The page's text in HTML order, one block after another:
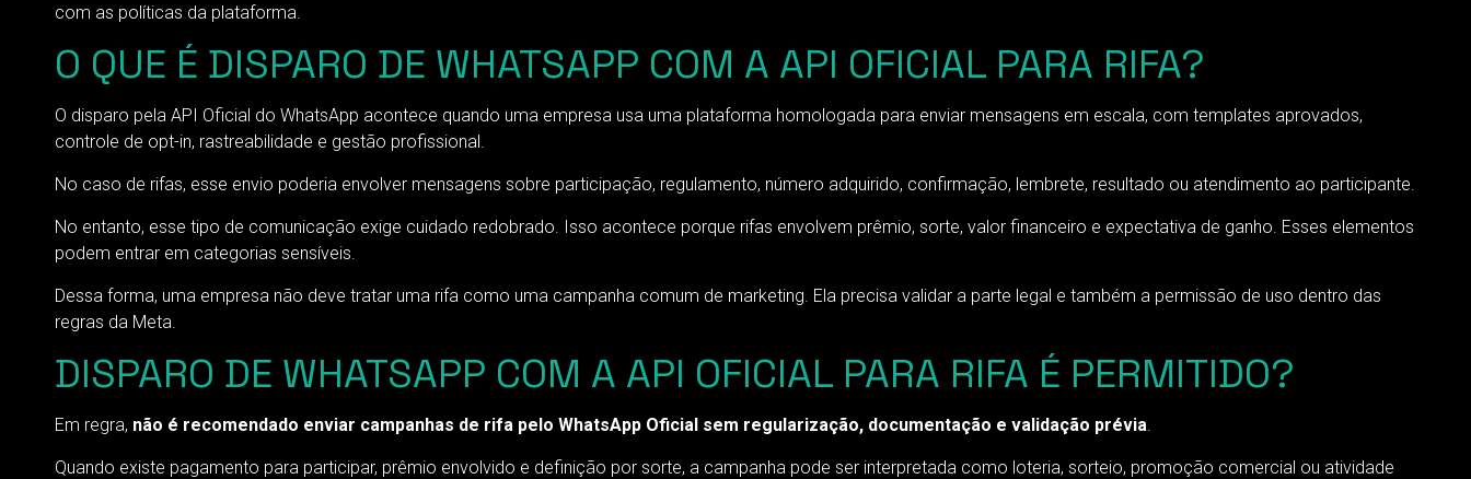
com as políticas da plataforma.
O QUE É DISPARO DE WHATSAPP COM A API OFICIAL PARA RIFA?
O disparo pela API Oficial do WhatsApp acontece quando uma empresa usa uma plataforma homologada para enviar mensagens em escala, com templates aprovados,
controle de opt-in, rastreabilidade e gestão profissional.
No caso de rifas, esse envio poderia envolver mensagens sobre participação, regulamento, número adquirido, confirmação, lembrete, resultado ou atendimento ao participante.
No entanto, esse tipo de comunicação exige cuidado redobrado. Isso acontece porque rifas envolvem prêmio, sorte, valor financeiro e expectativa de ganho. Esses elementos
podem entrar em categorias sensíveis.
Dessa forma, uma empresa não deve tratar uma rifa como uma campanha comum de marketing. Ela precisa validar a parte legal e também a permissão de uso dentro das
regras da Meta.
DISPARO DE WHATSAPP COM A API OFICIAL PARA RIFA É PERMITIDO?
Em regra, não é recomendado enviar campanhas de rifa pelo WhatsApp Oficial sem regularização, documentação e validação prévia.
Quando existe pagamento para participar, prêmio envolvido e definição por sorte, a campanha pode ser interpretada como loteria, sorteio, promoção comercial ou atividade